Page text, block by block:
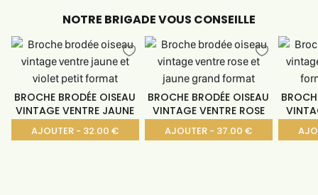
NOTRE BRIGADE VOUS CONSEILLE
BROCHE BRODÉE OISEAU
VINTAGE VENTRE JAUNE
AJOUTER - 32.00 €
BROCHE BRODÉE OISEAU
VINTAGE VENTRE ROSE
AJOUTER - 37.00 €